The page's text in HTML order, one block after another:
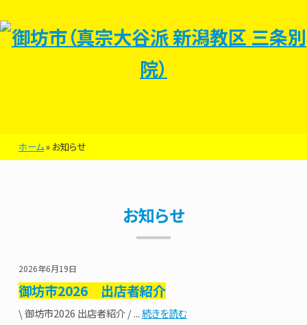
ホーム» お知らせ
お知らせ
2026年6月19日
御坊市2026 出店者紹介
\ 御坊市2026 出店者紹介 / ...続きを読む